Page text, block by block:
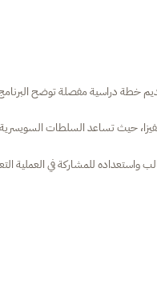
دراسية مفصلة توضح البرنامج
حيث تساعد السلطات السويسرية
للمشاركة في العملية